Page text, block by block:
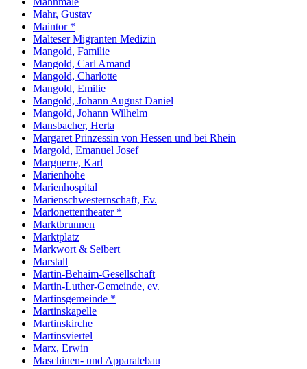
Mahr, Gustav
Maintor *
Malteser Migranten Medizin
Mangold, Familie
Mangold, Carl Amand
Mangold, Charlotte
Mangold, Emilie
Mangold, Johann August Daniel
Mangold, Johann Wilhelm
Mansbacher, Herta
Margaret Prinzessin von Hessen und bei Rhein
Margold, Emanuel Josef
Marguerre, Karl
Marienhöhe
Marienhospital
Marienschwesternschaft, Ev.
Marionettentheater *
Marktbrunnen
Marktplatz
Markwort & Seibert
Marstall
Martin-Behaim-Gesellschaft
Martin-Luther-Gemeinde, ev.
Martinsgemeinde *
Martinskapelle
Martinskirche
Martinsviertel
Marx, Erwin
Maschinen- und Apparatebau